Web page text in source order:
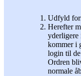
Udfyld
Herefter
yderligere
kommer i
login til
Ordren
normale